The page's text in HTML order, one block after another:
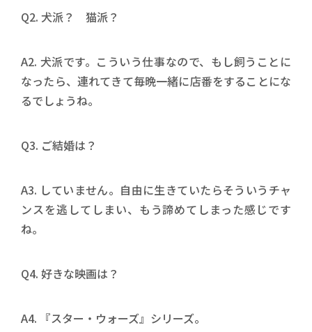
Q2. 犬派？ 猫派？
A2. 犬派です。こういう仕事なので、もし飼うことに
なったら、連れてきて毎晩一緒に店番をすることにな
るでしょうね。
Q3. ご結婚は？
A3. していません。自由に生きていたらそういうチャ
ンスを逃してしまい、もう諦めてしまった感じです
ね。
Q4. 好きな映画は？
A4. 『スター・ウォーズ』シリーズ。